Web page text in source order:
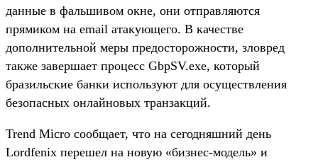
данные в фальшивом окне, они отправляются
прямиком на email атакующего. В качестве
дополнительной меры предосторожности, зловред
также завершает процесс GbpSV.exe, который
бразильские банки используют для осуществления
безопасных онлайновых транзакций.
Trend Micro сообщает, что на сегодняшний день
Lordfenix перешел на новую «бизнес-модель» и